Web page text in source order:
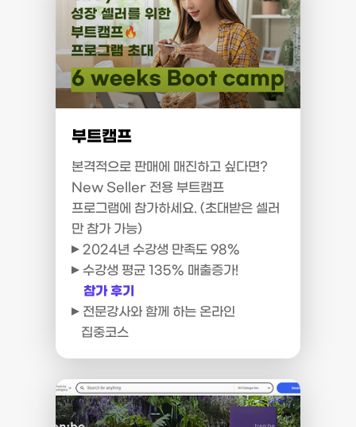
부트캠프
본격적으로 판매에 매진하고 싶다면?
New Seller 전용 부트캠프
프로그램에 참가하세요. (초대받은 셀러
만 참가 가능)
2024년 수강생 만족도 98%
수강생 평균 135% 매출증가!
참가 후기
전문강사와 함께 하는 온라인
집중코스